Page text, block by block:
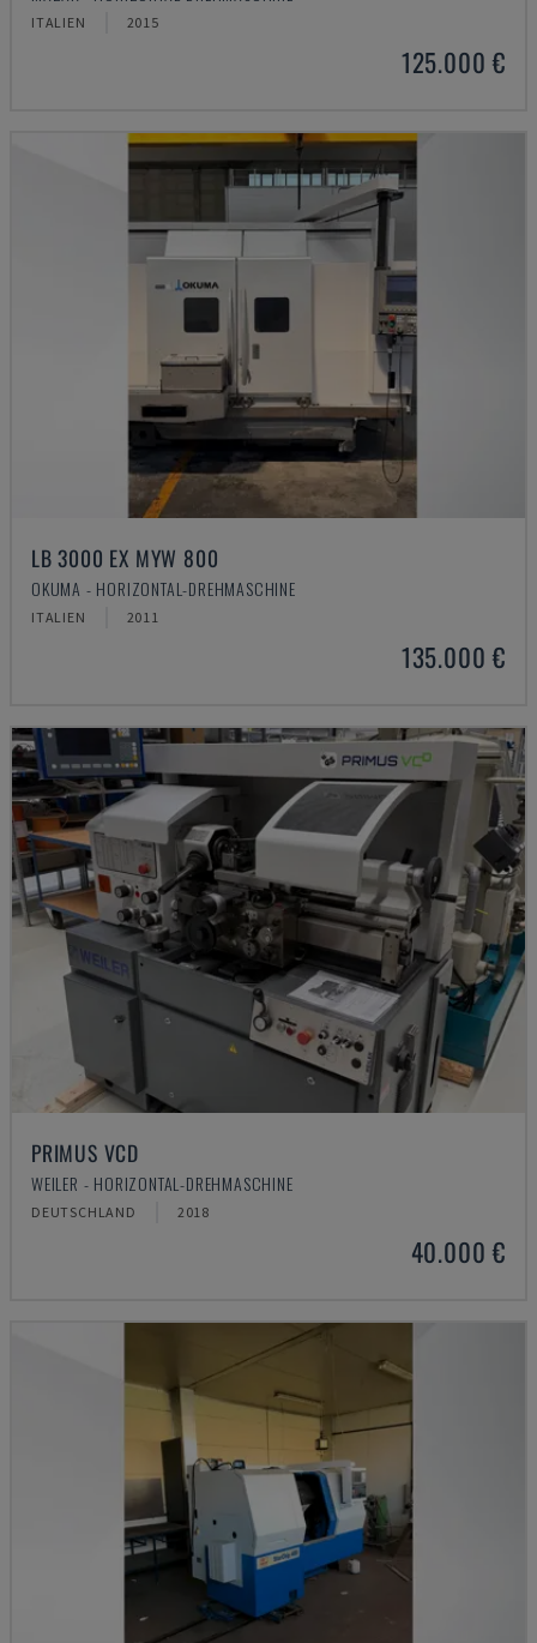
ITALIEN 2015
125.000 €
LB 3000 EX MYW 800
OKUMA - HORIZONTAL-DREHMASCHINE
ITALIEN 2011
135.000 €
PRIMUS VCD
WEILER - HORIZONTAL-DREHMASCHINE
DEUTSCHLAND 2018
40.000 €